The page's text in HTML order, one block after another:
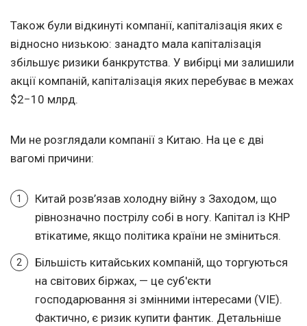
Також були відкинуті компанії, капіталізація яких є
відносно низькою: занадто мала капіталізація
збільшує ризики банкрутства. У вибірці ми залишили
акції компаній, капіталізація яких перебуває в межах
$2−10 млрд.
Ми не розглядали компанії з Китаю. На це є дві
вагомі причини:
Китай розв’язав холодну війну з Заходом, що
рівнозначно пострілу собі в ногу. Капітал із КНР
втікатиме, якщо політика країни не зміниться.
Більшість китайських компаній, що торгуються
на світових біржах, — це суб'єкти
господарювання зі змінними інтересами (VIE).
Фактично, є ризик купити фантик. Детальніше